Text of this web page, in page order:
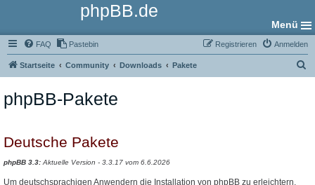
phpBB.de
Menü
FAQ Pastebin Anmelden
Registrieren
Startseite Community Downloads Pakete
phpBB-Pakete
Deutsche Pakete
phpBB 3.3: Aktuelle Version - 3.3.17 vom 6.6.2026
Um deutschsprachigen Anwendern die Installation von phpBB zu erleichtern,